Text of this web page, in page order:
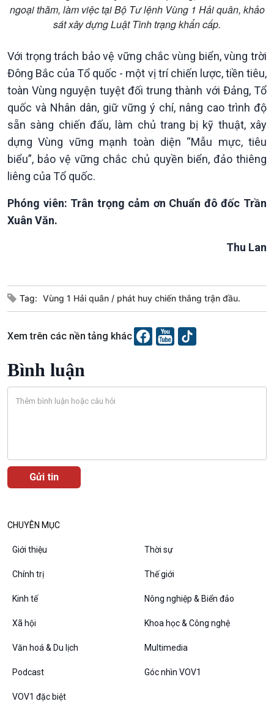
VOV1 đặc biệt
Thanh âm ký sự
Các chương trình đặc biệt
ngoại thăm, làm việc tại Bộ Tư lệnh Vùng 1 Hải quân, khảo
sát xây dựng Luật Tình trạng khẩn cấp.
Với trọng trách bảo vệ vững chắc vùng biển, vùng trời
Đông Bắc của Tổ quốc - một vị trí chiến lược, tiền tiêu,
toàn Vùng nguyện tuyệt đối trung thành với Đảng, Tổ
quốc và Nhân dân, giữ vững ý chí, nâng cao trình độ
sẵn sàng chiến đấu, làm chủ trang bị kỹ thuật, xây
dựng Vùng vững mạnh toàn diện “Mẫu mực, tiêu
biểu”, bảo vệ vững chắc chủ quyền biển, đảo thiêng
liêng của Tổ quốc.
Phóng viên: Trân trọng cảm ơn Chuẩn đô đốc Trần
Xuân Văn.
Thu Lan
Tag: Vùng 1 Hải quân phát huy chiến thắng trận đầu.
Xem trên các nền tảng khác
Bình luận
CHUYÊN MỤC
Giới thiệu Thời sự
Chính trị Thế giới
Kinh tế Nông nghiệp & Biển đảo
Xã hội Khoa học & Công nghệ
Văn hoá & Du lịch Multimedia
Podcast Góc nhìn VOV1
VOV1 đặc biệt